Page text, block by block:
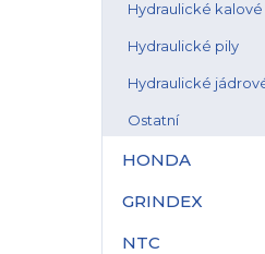
Hydraulické
Hydraulické pily
Hydraulické
Ostatní
HONDA
GRINDEX
NTC